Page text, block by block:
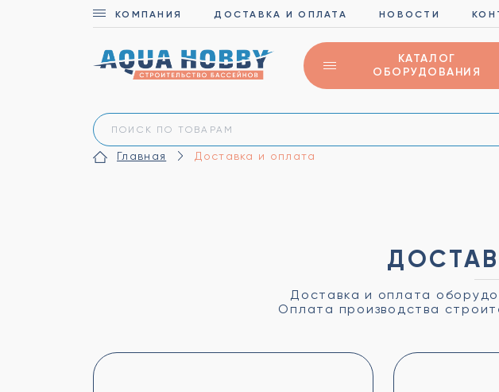
КОМПАНИЯ ДОСТАВКА И ОПЛАТА НОВОСТИ
КАТАЛОГ
ОБОРУДОВАНИЯ
Главная Доставка и оплата
Доставка и оплата
Оплата производства